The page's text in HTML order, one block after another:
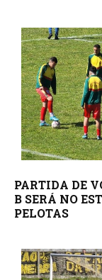
PARTIDA DE
B SERÁ NO
PELOTAS